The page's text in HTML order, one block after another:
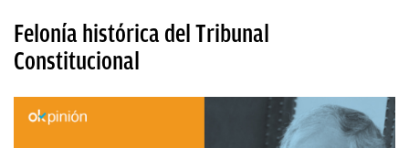
Felonía histórica del Tribunal
Constitucional